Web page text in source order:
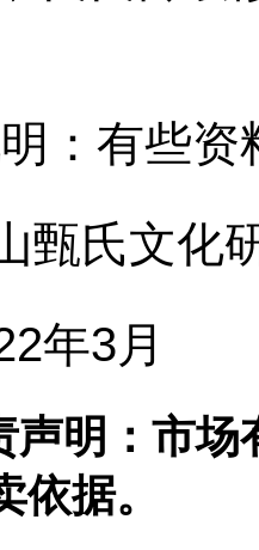
：有些资
甄氏文化
年3月
声明：市场
依据。